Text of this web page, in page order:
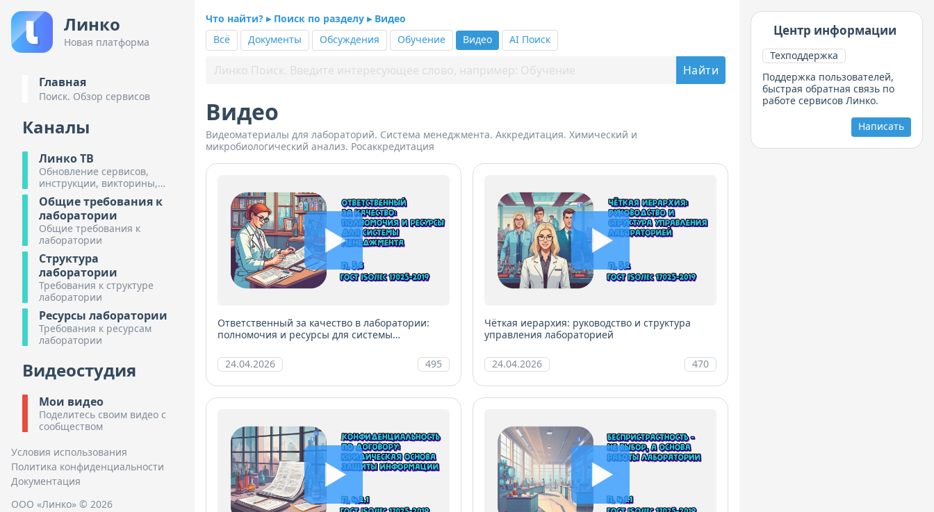
Линко
Новая платформа
Главная
Поиск. Обзор сервисов
Каналы
Линко ТВ
Обновление сервисов,
инструкции, викторины,
обзоры предстоящих
мероприятий.
Общие требования к
лаборатории
Общие требования к
лаборатории
Структура
лаборатории
Требования к структуре
лаборатории
Ресурсы лаборатории
Требования к ресурсам
лаборатории
Видеостудия
Мои видео
Поделитесь своим видео с
сообществом
Условия использования
Политика конфиденциальности
Документация
ООО «Линко» © 2026
Что найти? ▸ Поиск по разделу ▸ Видео
Всё
Документы Обсуждения Обучение Видео AI Поиск
Видео
Видеоматериалы для лабораторий. Система менеджмента. Аккредитация. Химический и
микробиологический анализ. Росаккредитация
Ответственный за качество в лаборатории:
полномочия и ресурсы для системы
24.04.2026
495
Чёткая иерархия: руководство и структура
управления лабораторией
24.04.2026 470
Центр информации
Техподдержка
Поддержка пользователей,
быстрая обратная связь по
работе сервисов Линко.
Написать